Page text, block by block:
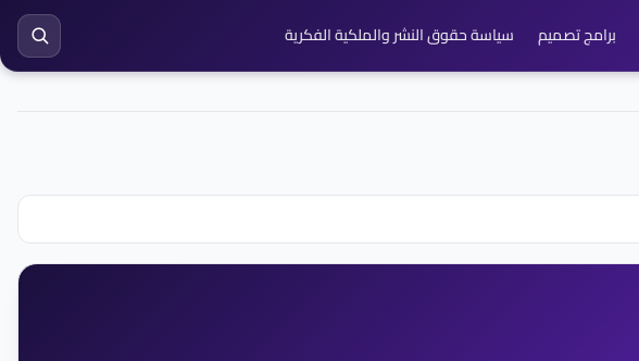
برامج تصميم سياسة حقوق النشر والملكية الفكرية